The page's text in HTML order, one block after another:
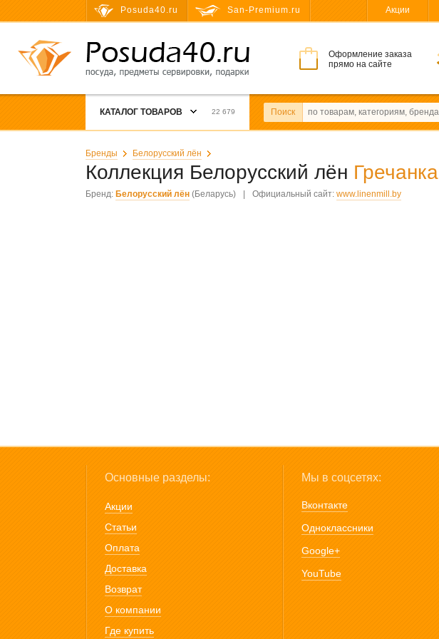
Posuda40.ru San-Premium.ru Акции
Оформление заказа
прямо на сайте
КАТАЛОГ ТОВАРОВ 22 679 Поиск
Бренды Белорусский лён
Коллекция Белорусский лён Гречанка
Бренд: Белорусский лён (Беларусь) Официальный сайт: www.linenmill.by
Основные разделы:
Акции
Статьи
Оплата
Доставка
Возврат
О компании
Где купить
Мы в соцсетях:
Вконтакте
Одноклассники
Google+
YouTube